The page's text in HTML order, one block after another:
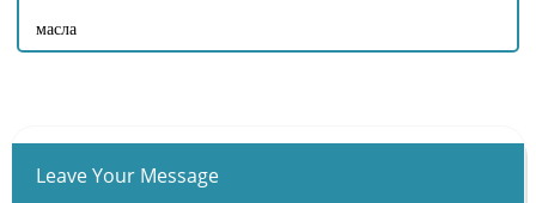
масла
Leave Your Message